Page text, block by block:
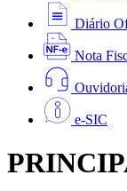
Diário
Nota
e-SIC